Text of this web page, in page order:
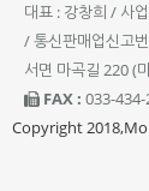
대표 : 강창희 / 사
/ 통신판매업신고
서면 마곡길 220 (
FAX : 033-
Copyright